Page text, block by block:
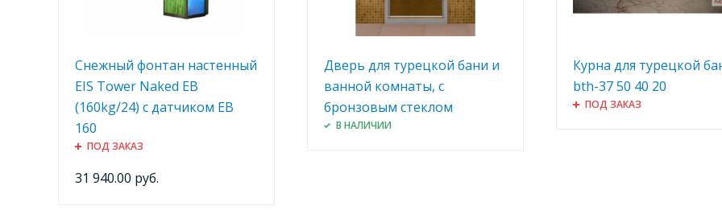
Снежный фонтан настенный
EIS Tower Naked EB
(160kg/24) c датчиком EB
160
ПОД ЗАКАЗ
31 940.00 руб.
Дверь для турецкой бани и
ванной комнаты, с
бронзовым стеклом
В НАЛИЧИИ
Курна для турецкой
bth-37 50 40 20
ПОД ЗАКАЗ